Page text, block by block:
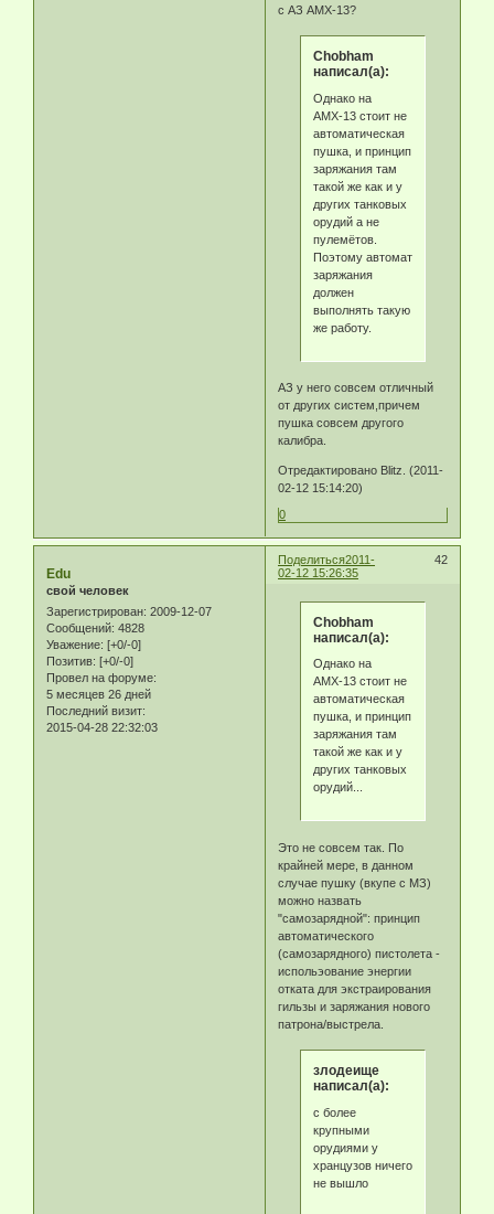
с АЗ АМХ-13?
Chobham
написал(а):
Однако на
АМХ-13 стоит не
автоматическая
пушка, и принцип
заряжания там
такой же как и у
других танковых
орудий а не
пулемётов.
Поэтому автомат
заряжания
должен
выполнять такую
же работу.
АЗ у него совсем отличный
от других систем,причем
пушка совсем другого
калибра.
Отредактировано Blitz. (2011-
02-12 15:14:20)
0
Поделиться 42
2011-
02-12 15:26:35
Edu
свой человек
Зарегистрирован: 2009-12-07
Сообщений: 4828
Уважение: [+0/-0]
Позитив: [+0/-0]
Провел на форуме:
5 месяцев 26 дней
Последний визит:
2015-04-28 22:32:03
Chobham
написал(а):
Однако на
АМХ-13 стоит не
автоматическая
пушка, и принцип
заряжания там
такой же как и у
других танковых
орудий...
Это не совсем так. По
крайней мере, в данном
случае пушку (вкупе с МЗ)
можно назвать
"самозарядной": принцип
автоматического
(самозарядного) пистолета -
испольэование энергии
отката для экстраирования
гильзы и заряжания нового
патрона/выстрела.
злодеище
написал(а):
с более
крупными
орудиями у
хранцузов ничего
не вышло